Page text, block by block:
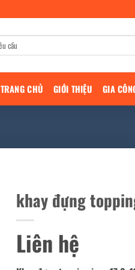
TRANG CHỦ GIỚI THIỆU GIA
khay đựng
Liên hệ